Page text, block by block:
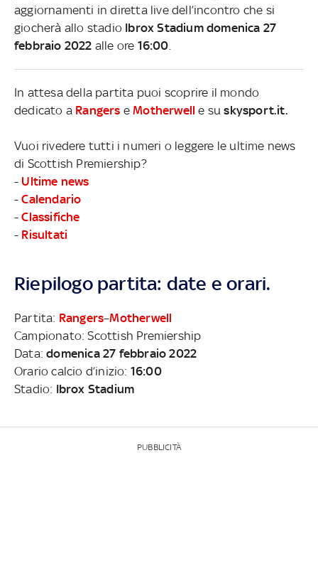
aggiornamenti in diretta live dell’incontro che si
giocherà allo stadio Ibrox Stadium domenica 27
febbraio 2022 alle ore 16:00
In attesa della partita puoi scoprire il mondo
dedicato a Rangers eMotherwell e suskysport.it.
Vuoi rivedere tutti i numeri o leggere le ultime news
di Scottish Premiership?
- Ultime news
-Calendario
-Classifiche
- Risultati
Riepilogo partita: date e orari.
Partita: Rangers–Motherwell
Campionato: Scottish Premiership
Data:domenica 27 febbraio 2022
Orario calcio d’inizio: 16:00
Stadio: Ibrox Stadium
PUBBLICITÀ